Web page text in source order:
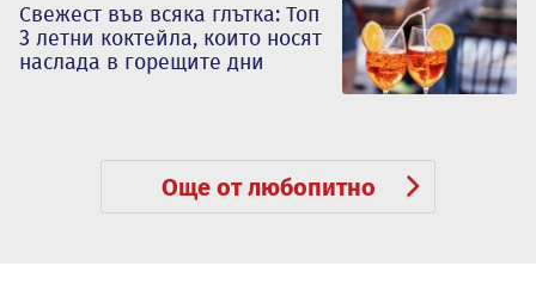
Свежест във всяка глътка: Топ
3 летни коктейла, които носят
наслада в горещите дни
Още от любопитно